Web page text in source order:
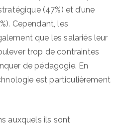
(47%) et d’une
Cependant, les
que les salariés leur
trop de contraintes
de pédagogie. En
est particulièrement
auxquels ils sont